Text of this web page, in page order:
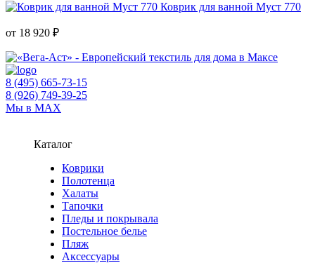
Коврик для ванной Муст 770
от 18 920 ₽
8 (495) 665-73-15
8 (926) 749-39-25
Мы в MAX
Каталог
Коврики
Полотенца
Халаты
Тапочки
Пледы и покрывала
Постельное белье
Пляж
Аксессуары